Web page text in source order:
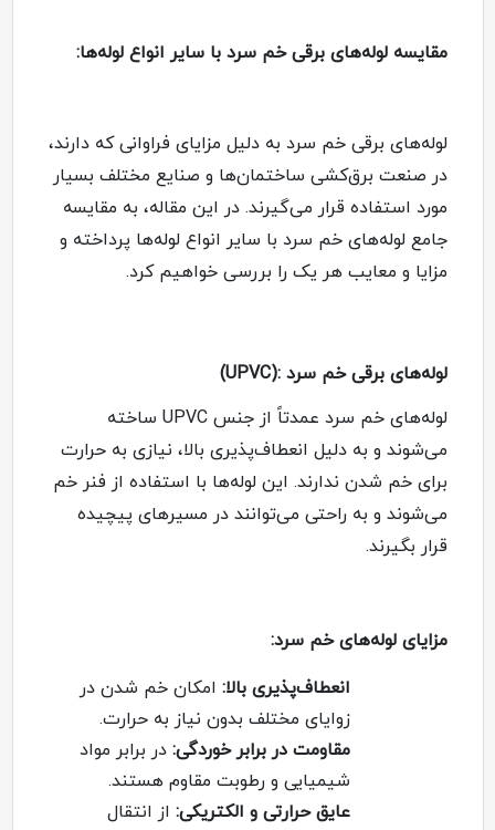
مقایسه لوله‌های برقی خم سرد با سایر انواع لوله‌ها:
لوله‌های برقی خم سرد به دلیل مزایای فراوانی که دارند،
در صنعت برق‌کشی ساختمان‌ها و صنایع مختلف بسیار
مورد استفاده قرار می‌گیرند. در این مقاله، به مقایسه
جامع لوله‌های خم سرد با سایر انواع لوله‌ها پرداخته و
مزایا و معایب هر یک را بررسی خواهیم کرد.
لوله‌های برقی خم سرد :(UPVC)
لوله‌های خم سرد عمدتاً از جنس
ساخته
می‌شوند و به دلیل انعطاف‌پذیری بالا، نیازی به حرارت
برای خم شدن ندارند. این لوله‌ها با استفاده از فنر خم
می‌شوند و به راحتی می‌توانند در مسیرهای پیچیده
قرار بگیرند.
مزایای لوله‌های خم سرد:
انعطاف‌پذیری بالا: امکان خم شدن در
زوایای مختلف بدون نیاز به حرارت.
مقاومت در برابر خوردگی: در برابر مواد
شیمیایی و رطوبت مقاوم هستند.
عایق حرارتی و الکتریکی: از انتقال